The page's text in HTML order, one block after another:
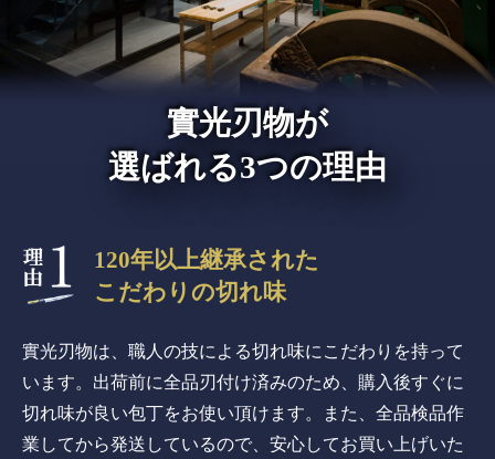
實光刃物が
選ばれる3つの理由
120年以上継承された
こだわりの切れ味
實光刃物は、職人の技による切れ味にこだわりを持って
います。出荷前に全品刃付け済みのため、購入後すぐに
切れ味が良い包丁をお使い頂けます。また、全品検品作
業してから発送しているので、安心してお買い上げいた